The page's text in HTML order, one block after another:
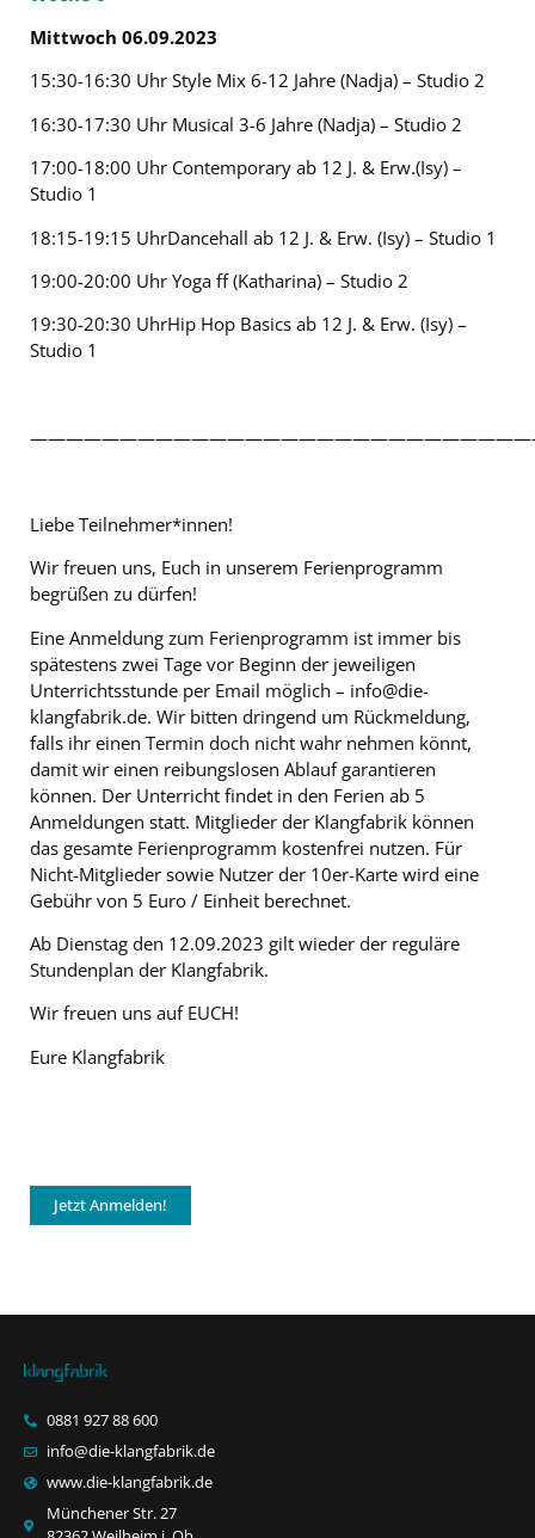
Mittwoch 06.09.2023
15:30-16:30 Uhr Style Mix 6-12 Jahre (Nadja) – Studio 2
16:30-17:30 Uhr Musical 3-6 Jahre (Nadja) – Studio 2
17:00-18:00 Uhr Contemporary ab 12 J. & Erw.(Isy) –
Studio 1
18:15-19:15 UhrDancehall ab 12 J. & Erw. (Isy) – Studio 1
19:00-20:00 Uhr Yoga ff (Katharina) – Studio 2
19:30-20:30 UhrHip Hop Basics ab 12 J. & Erw. (Isy) –
Studio 1
Liebe Teilnehmer*innen!
Wir freuen uns, Euch in unserem Ferienprogramm
begrüßen zu dürfen!
Eine Anmeldung zum Ferienprogramm ist immer bis
spätestens zwei Tage vor Beginn der jeweiligen
Unterrichtsstunde per Email möglich – info@die-
klangfabrik.de. Wir bitten dringend um Rückmeldung,
falls ihr einen Termin doch nicht wahr nehmen könnt,
damit wir einen reibungslosen Ablauf garantieren
können. Der Unterricht findet in den Ferien ab 5
Anmeldungen statt. Mitglieder der Klangfabrik können
das gesamte Ferienprogramm kostenfrei nutzen. Für
Nicht-Mitglieder sowie Nutzer der 10er-Karte wird eine
Gebühr von 5 Euro / Einheit berechnet.
Ab Dienstag den 12.09.2023 gilt wieder der reguläre
Stundenplan der Klangfabrik.
Wir freuen uns auf EUCH!
Eure Klangfabrik
Jetzt Anmelden!
0881 927 88 600
info@die-klangfabrik.de
www.die-klangfabrik.de
Münchener Str. 27